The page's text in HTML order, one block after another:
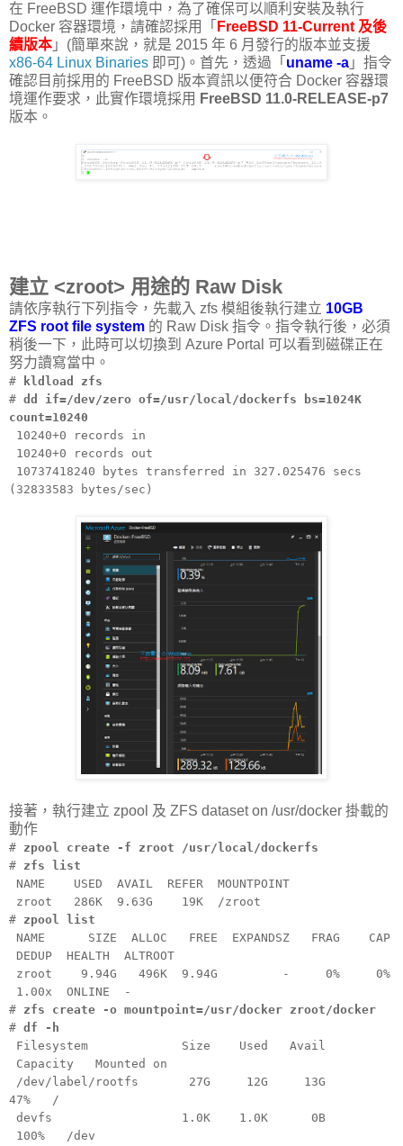
在 FreeBSD 運作環境中，為了確保可以順利安裝及執行
Docker 容器環境，請確認採用「 FreeBSD 11-Current 及後
續版本 」(簡單來說，就是 2015 年 6 月發行的版本並支援
x86-64 Linux Binaries 即可)。首先，透過「 uname -a 」指令
確認目前採用的 FreeBSD 版本資訊以便符合 Docker 容器環
境運作要求，此實作環境採用 FreeBSD 11.0-RELEASE-p7
版本。
建立 <zroot> 用途的 Raw Disk
請依序執行下列指令，先載入 zfs 模組後執行建立 10GB
ZFS root file system 的 Raw Disk 指令。指令執行後，必須
稍後一下，此時可以切換到 Azure Portal 可以看到磁碟正在
努力讀寫當中。
#
kldload zfs
# dd if=/dev/zero of=/usr/local/dockerfs bs=1024K
count=10240
10240+0 records in
10240+0 records out
10737418240 bytes transferred in 327.025476 secs
(32833583 bytes/sec)
接著，執行建立 zpool 及 ZFS dataset on /usr/docker 掛載的
動作
# zpool create -f zroot /usr/local/dockerfs
# zfs list
NAME USED AVAIL REFER MOUNTPOINT
zroot 286K 9.63G 19K /zroot
# zpool list
NAME SIZE ALLOC FREE EXPANDSZ FRAG CAP
DEDUP HEALTH ALTROOT
zroot 9.94G 496K 9.94G - 0% 0%
1.00x ONLINE -
# zfs create -o mountpoint=/usr/docker zroot/docker
# df -h
Filesystem Size Used Avail
Capacity Mounted on
/dev/label/rootfs 27G 12G 13G
47% /
devfs 1.0K 1.0K 0B
100% /dev